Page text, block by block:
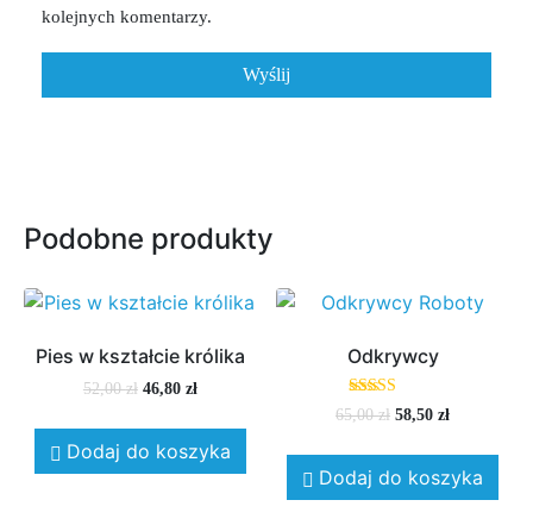
kolejnych komentarzy.
Podobne produkty
Pies w kształcie królika
52,00zł 46,80 zł
Dodaj do koszyka
Odkrywcy
Oceniono
5.00
65,00zł 58,50zł
Dodaj do koszyka